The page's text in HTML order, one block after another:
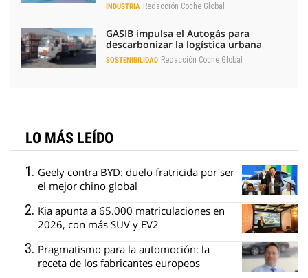
INDUSTRIA Redacción Coche Global
GASIB impulsa el Autogás para
descarbonizar la logística urbana
SOSTENIBILIDAD Redacción Coche Global
LO MÁS LEÍDO
Geely contra BYD: duelo fratricida por ser
el mejor chino global
Kia apunta a 65.000 matriculaciones en
2026, con más SUV y EV2
Pragmatismo para la automoción: la
receta de los fabricantes europeos